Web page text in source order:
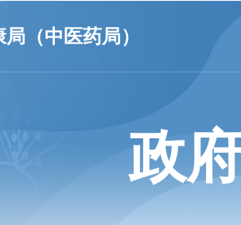
（中医药局）
政